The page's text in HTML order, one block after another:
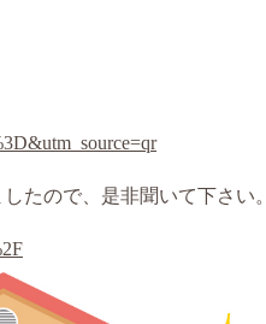
たので、是非聞いて下さい。